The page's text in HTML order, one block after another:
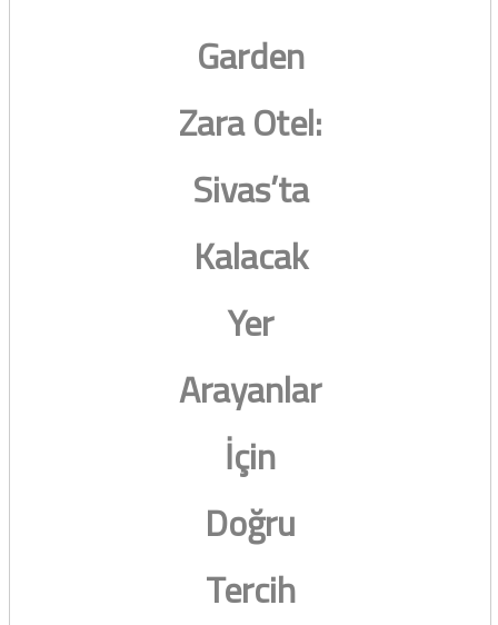
Garden
Zara Otel:
Sivas’ta
Kalacak
Yer
Arayanlar
İçin
Doğru
Tercih